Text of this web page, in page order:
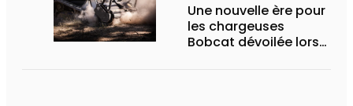
Une nouvelle ère pour
les chargeuses
Bobcat dévoilée lors